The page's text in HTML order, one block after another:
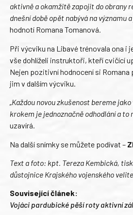
aktivně a okamžitě zapojit do obrany
dnešní době opět nabývá na významu
hodnotí Romana Tomanová.
Při výcviku na Libavé trénovala ona i
vše dohlíželi instruktoři, kteří cvičící
Nejen pozitivní hodnocení si Romana
jim v dalším výcviku.
„Každou novou zkušenost bereme
krokem je jednoznačně odhodlání a to
uzavírá.
Na další snímky se můžete podívat –
Text a foto: kpt. Tereza Kembická,
důstojnice Krajského vojenského
Související článek:
Vojáci pardubické pěší roty aktivní